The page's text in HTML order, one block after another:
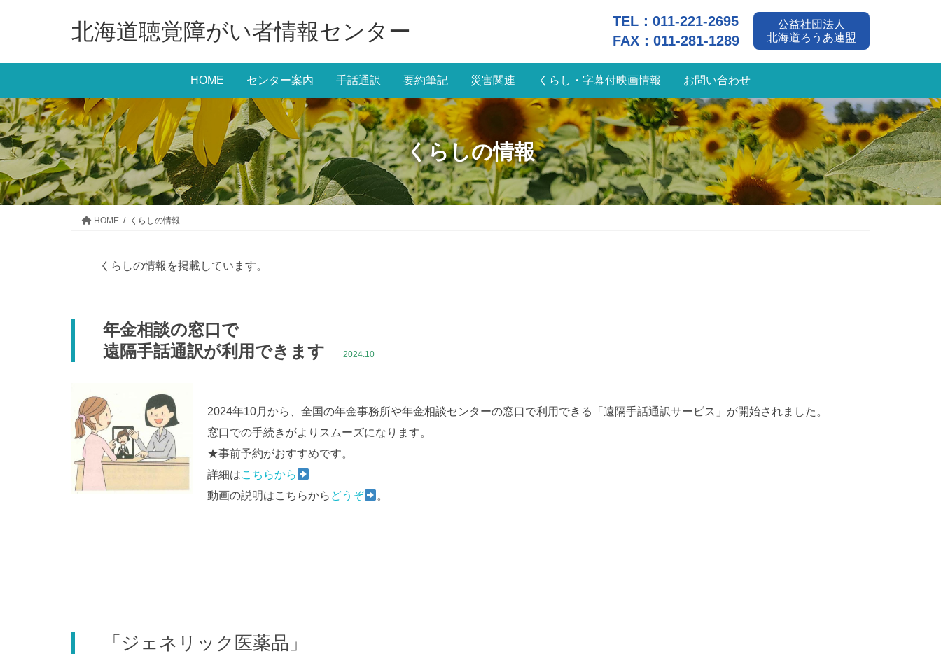
ン
に
移
動
ー
ョ
ン
に
移
動
北海道聴覚障がい者情報センター TEL： 011-221-2695
FAX：011-281-1289
公益社団法人
北海道ろうあ連盟
HOME センター案内 手話通訳 要約筆記 災害関連 くらし・字幕付映画情報 お問い合わせ
くらしの情報
HOME くらしの情報
くらしの情報を掲載しています。
年金相談の窓口で
遠隔手話通訳が利用できます
2024.10
2024年10月から、全国の年金事務所や年金相談センターの窓口で利用できる「遠隔手話通訳サービス」が開始されました。
窓口での手続きがよりスムーズになります。
★事前予約がおすすめです。
詳細はこちらから
動画の説明はこちらから どうぞ 。
「ジェネリック医薬品」